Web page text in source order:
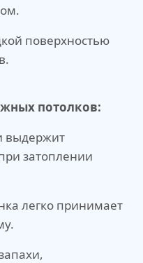
поверхностью
потолков:
выдержит
затоплении
легко принимает